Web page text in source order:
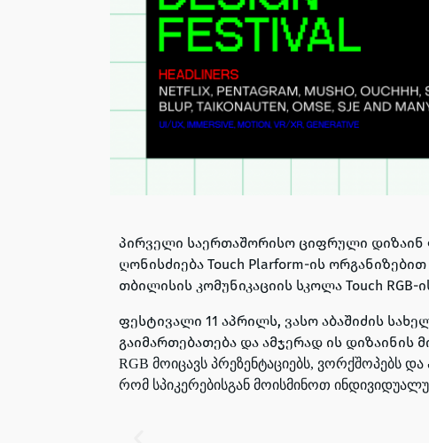
პირველი საერთაშორისო ციფრული
ღონისძიება Touch Plarform-ის
თბილისის კომუნიკაციის სკოლა Touch RGB-
ფესტივალი 11 აპრილს, ვასო აბაშიძის
გაიმართებათება და ამჯერად ის დიზაინის
RGB მოიცავს პრეზენტაციებს, ვორქშოპებს
რომ სპიკერებისგან მოისმინოთ